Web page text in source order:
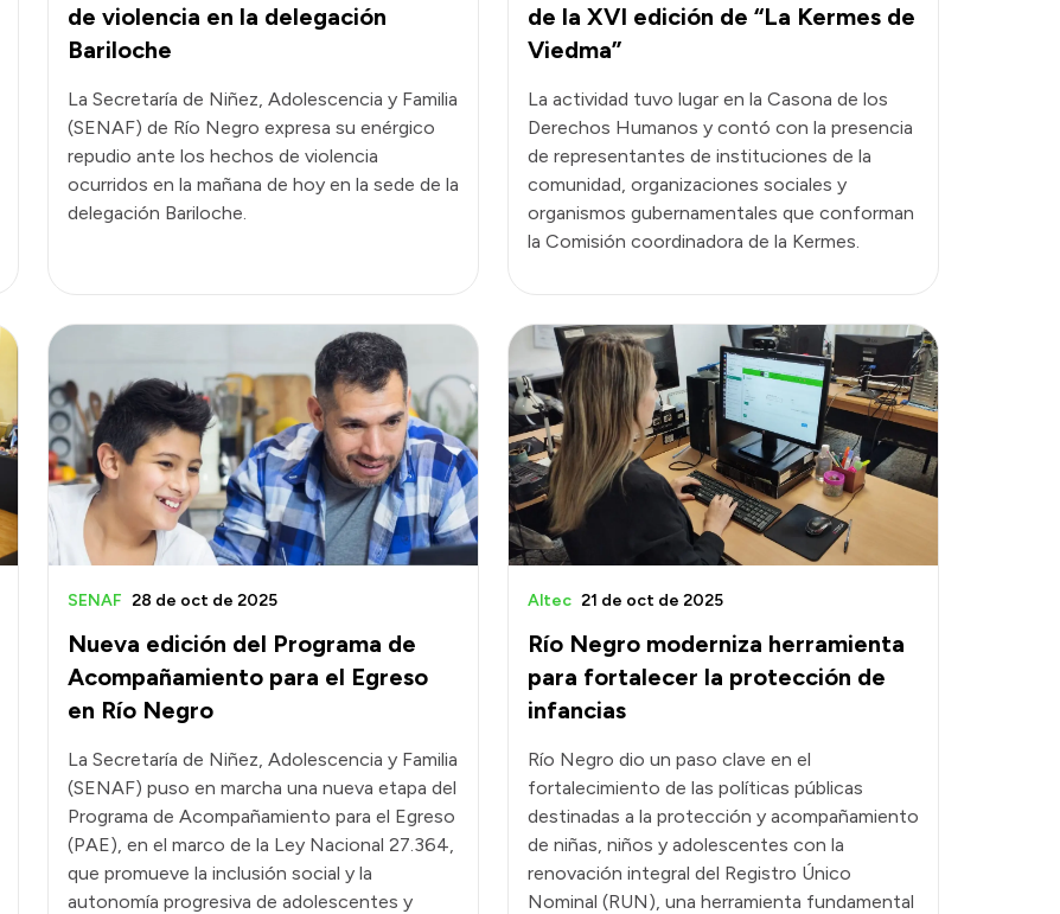
de violencia en la delegación
Bariloche
La Secretaría de Niñez, Adolescencia y Familia
(SENAF) de Río Negro expresa su enérgico
repudio ante los hechos de violencia
ocurridos en la mañana de hoy en la sede de la
delegación Bariloche.
de la XVI edición de “La Kermes de
Viedma”
La actividad tuvo lugar en la Casona de los
Derechos Humanos y contó con la presencia
de representantes de instituciones de la
comunidad, organizaciones sociales y
organismos gubernamentales que conforman
la Comisión coordinadora de la Kermes.
Nueva edición del Programa de
Acompañamiento para el Egreso
en Río Negro
SENAF 28 de oct de 2025
La Secretaría de Niñez, Adolescencia y Familia
(SENAF) puso en marcha una nueva etapa del
Programa de Acompañamiento para el Egreso
(PAE), en el marco de la Ley Nacional 27.364,
que promueve la inclusión social y la
autonomía progresiva de adolescentes y
Río Negro moderniza herramienta
para fortalecer la protección de
infancias
Altec 21 de oct de 2025
Río Negro dio un paso clave en el
fortalecimiento de las políticas públicas
destinadas a la protección y acompañamiento
de niñas, niños y adolescentes con la
renovación integral del Registro Único
Nominal (RUN), una herramienta fundamental